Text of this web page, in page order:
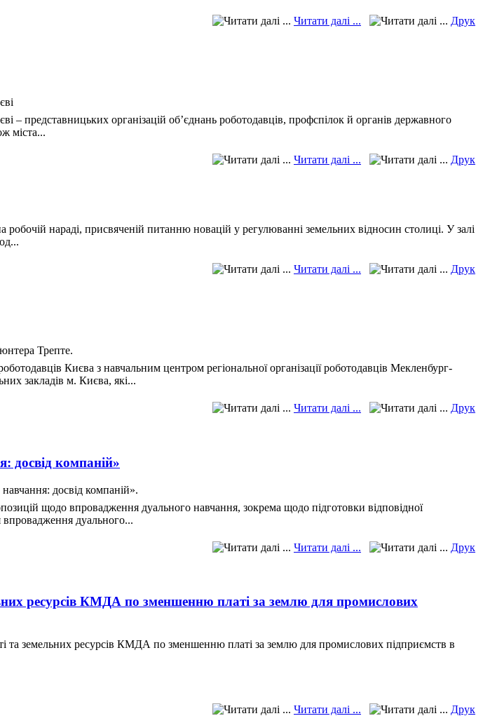
Читати далі ... Друк
організацій об’єднань роботодавців, профспілок й органів державного
міста...
Читати далі ... Друк
нараді, присвяченій питанню новацій у регулюванні земельних відносин столиці. У залі
Читати далі ... Друк
Трепте.
Києва з навчальним центром регіональної організації роботодавців Мекленбург-
закладів м. Києва, які...
Читати далі ... Друк
досвід компаній»
досвід компаній».
щодо впровадження дуального навчання, зокрема щодо підготовки відповідної
впровадження дуального...
Читати далі ... Друк
ресурсів КМДА по зменшенню платі за землю для промислових
та земельних ресурсів КМДА по зменшенню платі за землю для промислових підприємств в
Читати далі ... Друк